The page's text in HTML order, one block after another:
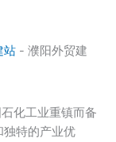
站 - 濮阳外贸建
化工业重镇而备
独特的产业优